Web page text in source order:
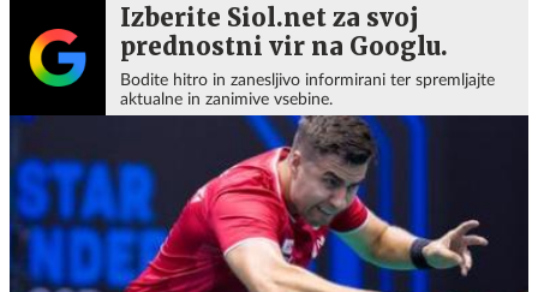
Izberite Siol.net za svoj
prednostni vir na Googlu.
Bodite hitro in zanesljivo informirani ter spremljajte
aktualne in zanimive vsebine.